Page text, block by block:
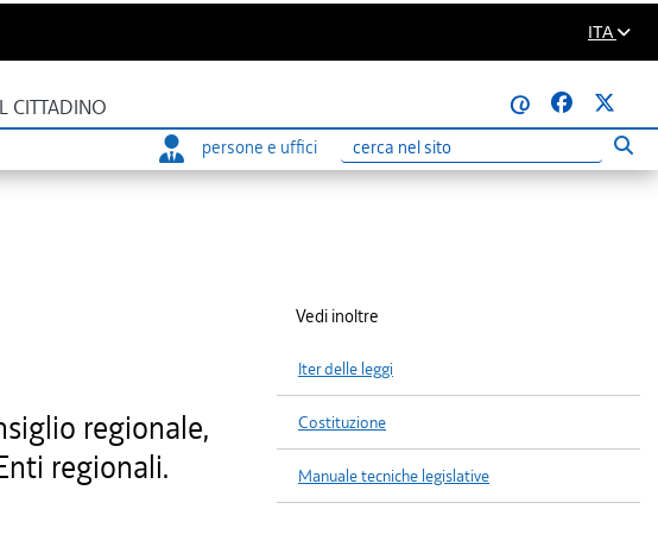
ITA
CITTADINO
@
persone e uffici
Ricerca
regionale,
regionali.
Vedi inoltre
Iter delle leggi
Costituzione
Manuale tecniche legislative